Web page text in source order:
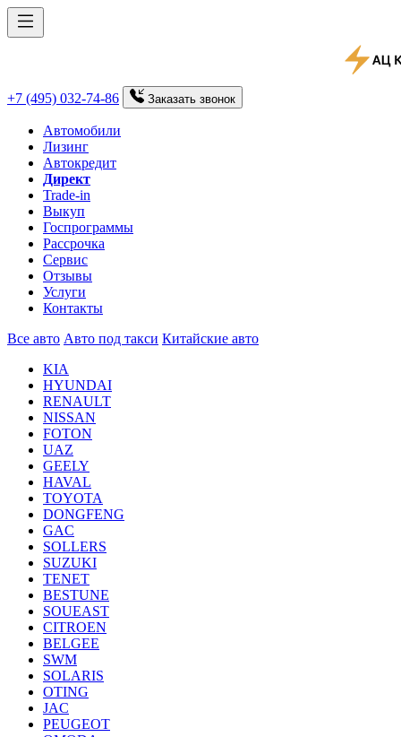
+7 (495) 032-74-86 Заказать звонок
Автомобили
Лизинг
Автокредит
Директ
Trade-in
Выкуп
Госпрограммы
Рассрочка
Сервис
Отзывы
Услуги
Контакты
Все авто Авто под такси Китайские авто
KIA
HYUNDAI
RENAULT
NISSAN
FOTON
UAZ
GEELY
HAVAL
TOYOTA
DONGFENG
GAC
SOLLERS
SUZUKI
TENET
BESTUNE
SOUEAST
CITROEN
BELGEE
SWM
SOLARIS
OTING
JAC
PEUGEOT